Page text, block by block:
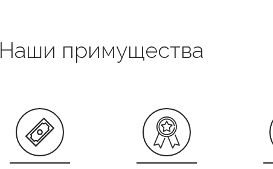
Наши примущества